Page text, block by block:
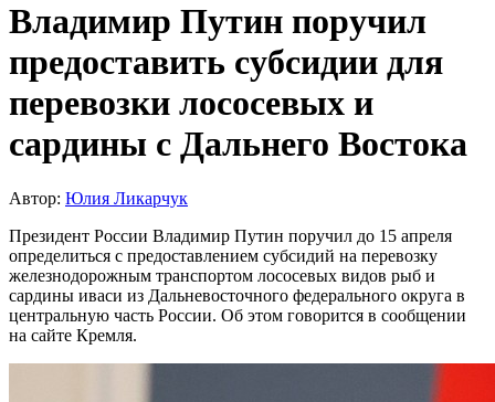
Владимир Путин поручил
предоставить субсидии для
перевозки лососевых и
сардины с Дальнего Востока
Автор: Юлия Ликарчук
Президент России Владимир Путин поручил до 15 апреля
определиться с предоставлением субсидий на перевозку
железнодорожным транспортом лососевых видов рыб и
сардины иваси из Дальневосточного федерального округа в
центральную часть России. Об этом говорится в сообщении
на сайте Кремля.